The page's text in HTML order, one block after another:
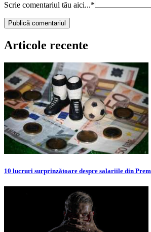
Scrie comentariul tău aici...*
Articole recente
10 lucruri surprinzătoare despre salariile din